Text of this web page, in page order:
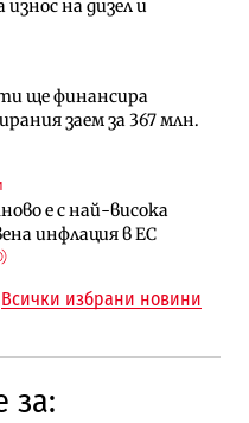
износ на дизел и
ще финансира
заем за 367 млн.
е с най-висока
инфлация в ЕС
Euroapi Italy
промяната на
за
с интерес към
може да бъдат
в
да се охлажда
над Варненското
от бъдещата
море“
Всички избрани новини
за: